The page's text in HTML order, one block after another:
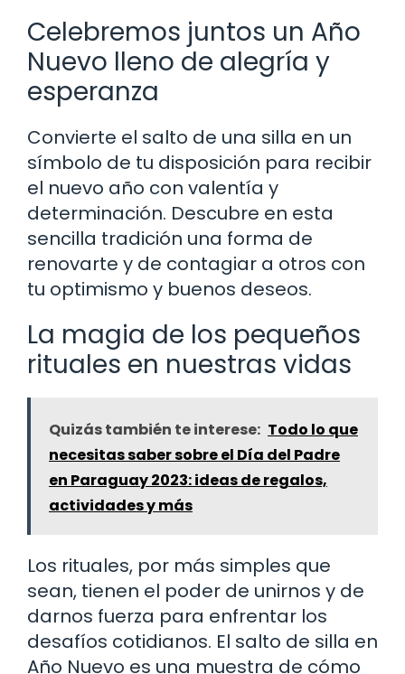
Celebremos juntos un Año
Nuevo lleno de alegría y
esperanza
Convierte el salto de una silla en un
símbolo de tu disposición para recibir
el nuevo año con valentía y
determinación. Descubre en esta
sencilla tradición una forma de
renovarte y de contagiar a otros con
tu optimismo y buenos deseos.
La magia de los pequeños
rituales en nuestras vidas
Quizás también te interese: Todo lo que
necesitas saber sobre el Día del Padre
en Paraguay 2023: ideas de regalos,
actividades y más
Los rituales, por más simples que
sean, tienen el poder de unirnos y de
darnos fuerza para enfrentar los
desafíos cotidianos. El salto de silla en
Año Nuevo es una muestra de cómo